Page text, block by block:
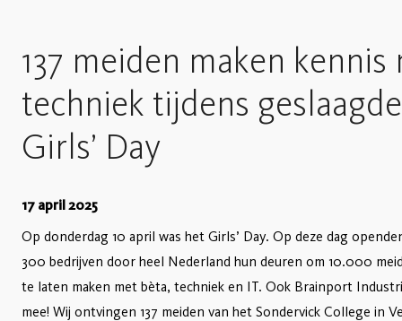
137 meiden maken kennis
techniek tijdens geslaagde
Girls’ Day
17 april 2025
Op donderdag 10 april was het Girls’ Day. Op deze dag
300 bedrijven door heel Nederland hun deuren om 10.000
te laten maken met bèta, techniek en IT. Ook Brainport
mee! Wij ontvingen 137 meiden van het Sondervick College in